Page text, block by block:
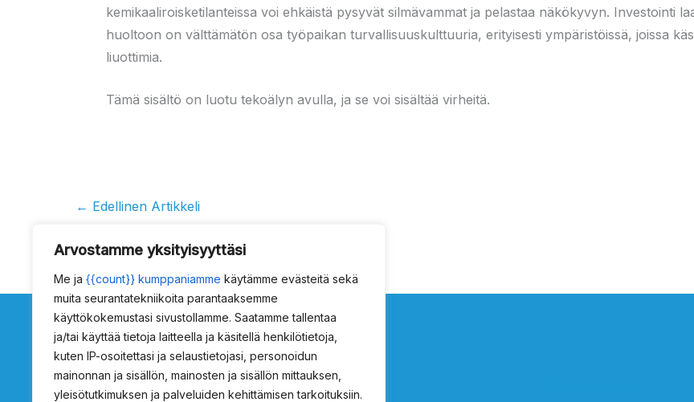
Arvostamme yksityisyyttäsi
Me ja {{count}} kumppaniamme käytämme evästeitä sekä
muita seurantatekniikoita parantaaksemme
käyttökokemustasi sivustollamme. Saatamme tallentaa
ja/tai käyttää tietoja laitteella ja käsitellä henkilötietoja,
kuten IP-osoitettasi ja selaustietojasi, personoidun
mainonnan ja sisällön, mainosten ja sisällön mittauksen,
yleisötutkimuksen ja palveluiden kehittämisen tarkoituksiin.
kemikaaliroisketilanteissa voi ehkäistä pysyvät silmävammat ja pelastaa näkökyvyn. Investointi
huoltoon on välttämätön osa työpaikan turvallisuuskulttuuria, erityisesti ympäristöissä, joissa
liuottimia.
Tämä sisältö on luotu tekoälyn avulla, ja se voi sisältää virheitä.
← Edellinen Artikkeli
ProSafety Tietoja